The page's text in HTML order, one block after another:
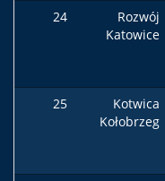
24
Rozwój
Katowice
25
Kotwica
Kołobrzeg